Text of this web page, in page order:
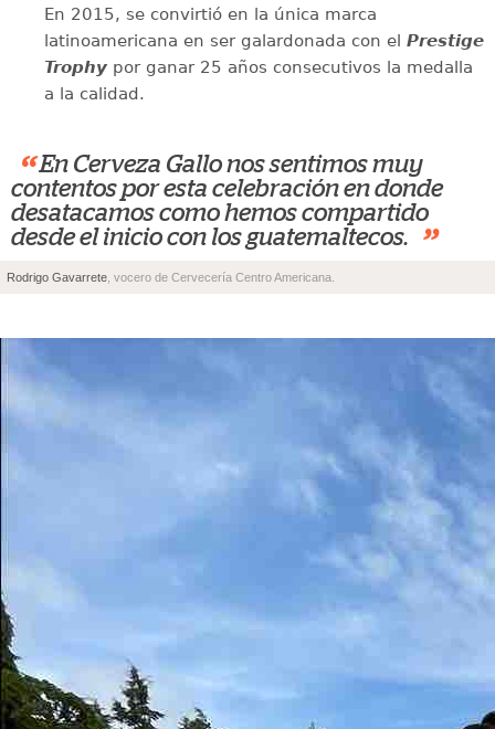
En 2015, se convirtió en la única marca
latinoamericana en ser galardonada con el Prestige
Trophy por ganar 25 años consecutivos la medalla
a la calidad.
“ En Cerveza Gallo nos sentimos muy
contentos por esta celebración en donde
desatacamos como hemos compartido
desde el inicio con los guatemaltecos.
”
Rodrigo Gavarrete , vocero de Cervecería Centro Americana.